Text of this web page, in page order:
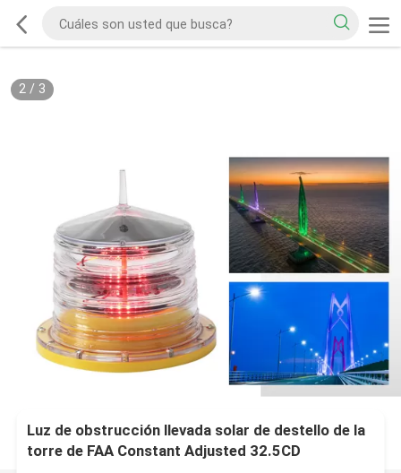
2/ 3
Luz de obstrucción llevada solar de destello de la
torre de FAA Constant Adjusted 32.5CD